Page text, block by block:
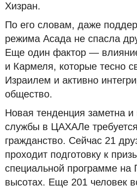
Хизран.
По его словам, даже
режима Асада не спасла
Еще один фактор —
и Кармеля, которые тесно
Израилем и активно
общество.
Новая тенденция заметна
службы в ЦАХАЛе
гражданство. Сейчас 21
проходит подготовку к
специальной программе на
высотах. Еще 201 человек